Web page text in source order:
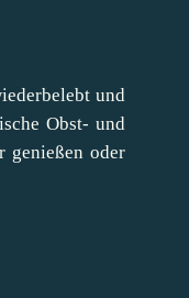
und
Obst- und
genießen oder